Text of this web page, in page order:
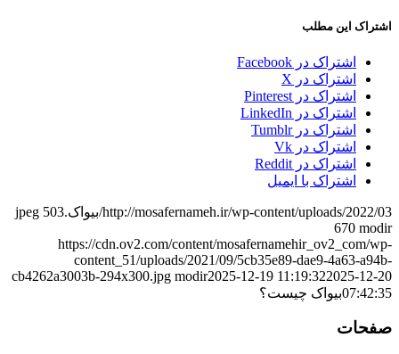
اشتراک این مطلب
اشتراک در Facebook
اشتراک در X
اشتراک در Pinterest
اشتراک در LinkedIn
اشتراک در Tumblr
اشتراک در Vk
اشتراک در Reddit
اشتراک با ایمیل
http://mosafernameh.ir/wp-content/uploads/2022/03/بیواک.jpeg
503
670 modir
https://cdn.ov2.com/content/mosafernamehir_ov2_com/wp-
content_51/uploads/2021/09/5cb35e89-dae9-4a63-a94b-
cb4262a3003b-294x300.jpg modir2025-12-19 11:19:322025-12-20
07:42:35بیواک چیست؟
صفحات